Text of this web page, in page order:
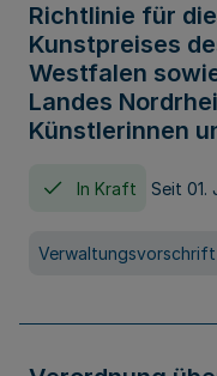
Richtlinie für
Kunstpreises
Westfalen
Landes
Künstlerinnen
In Kraft Seit 01.
Verwaltungsvorschrift